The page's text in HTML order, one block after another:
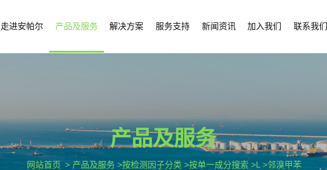
走进安帕尔 产品及服务 解决方案 服务支持 新闻资讯 加入我们 联系我们
产品及服务
网站首页 > 产品及服务 >按检测因子分类 >按单一成分搜索 >L >邻溴甲苯